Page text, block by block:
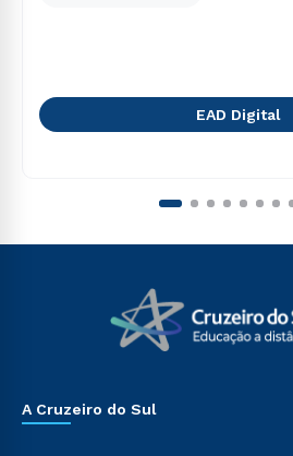
EAD Digital
A Cruzeiro do Sul